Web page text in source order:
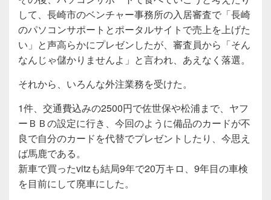
して、長崎市のベンチャー事務所の入居審査で「長崎
のパソコンサポートとポータルサイトで売上を上げた
い」と声高らかにプレゼンしたが、審査員から「そん
なんじゃ儲かりませんよ」と言われ、あえなく落選。
それから、いろんな外注業務を受けた。
1件、交通費込みの2500円で佐世保や松浦まで、ヤフ
ーＢＢの設定に行き、今回のように備品のカードが不
良で自分のカードを代替でプレゼントしたり、今思え
ば馬鹿である。
新車で買ったvitzも結局9年で20万キロ、9年目の車検
を目前にして廃車にした。